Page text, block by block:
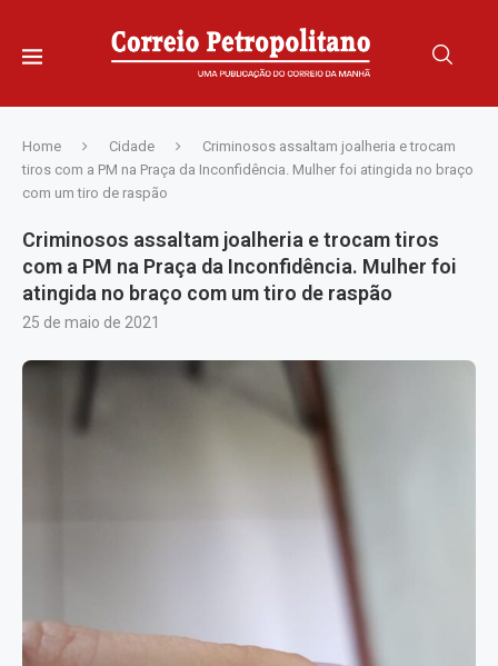
Home Cidade
Criminosos assaltam joalheria e trocam
tiros com a PM na Praça da Inconfidência. Mulher foi atingida no braço
com um tiro de raspão
Criminosos assaltam joalheria e trocam tiros
com a PM na Praça da Inconfidência. Mulher foi
atingida no braço com um tiro de raspão
25 de maio de 2021